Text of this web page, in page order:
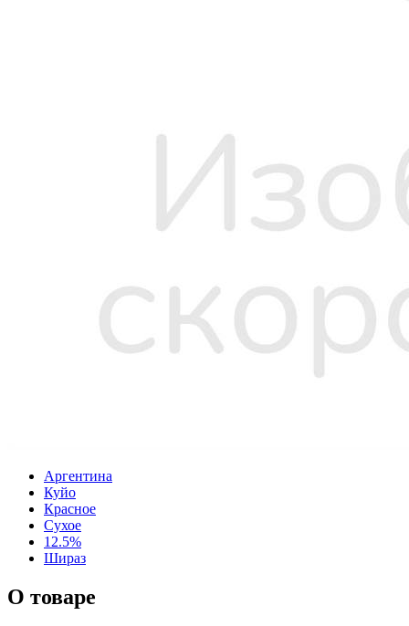
Аргентина
Куйо
Красное
Сухое
12.5%
Шираз
О товаре